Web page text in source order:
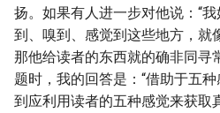
扬。如果有人进一步对他说：“
到、嗅到、感觉到这些地方，就
那他给读者的东西就的确非同寻
题时，我的回答是：“借助于五
到应利用读者的五种感觉来获取